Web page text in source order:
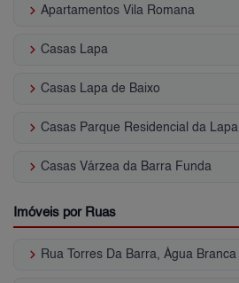
keyboard_arrow_right Apartamentos Vila Romana
keyboard_arrow_right Casas Lapa
keyboard_arrow_right Casas Lapa de Baixo
keyboard_arrow_right Casas Parque Residencial da Lapa
keyboard_arrow_right Casas Várzea da Barra Funda
Imóveis por Ruas
keyboard_arrow_right Rua Torres Da Barra, Água Branca